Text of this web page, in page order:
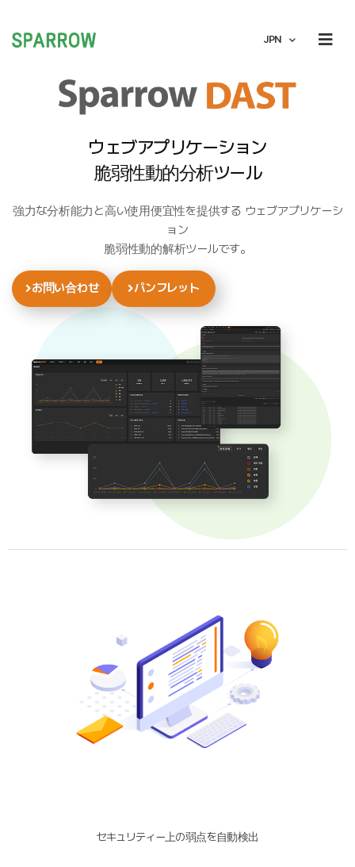
JPN
ウェブアプリケーション
脆弱性動的分析ツール
強力な分析能力と高い使用便宜性を提供する ウェブアプリケーシ
ョン
脆弱性動的解析ツールです。
お問い合わせ パンフレット
セキュリティー上の弱点を自動検出